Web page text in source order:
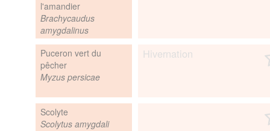
l'amandier
Brachycaudus
amygdalinus
Puceron vert du
pêcher
Myzus persicae
Scolyte
Scolytus amygdali
Hivernation